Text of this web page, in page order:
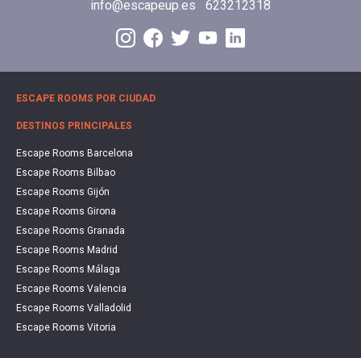
info@escapeup.es 623212318
ESCAPE ROOMS POR CIUDAD
DESTINOS PRINCIPALES
Escape Rooms Barcelona
Escape Rooms Bilbao
Escape Rooms Gijón
Escape Rooms Girona
Escape Rooms Granada
Escape Rooms Madrid
Escape Rooms Málaga
Escape Rooms Valencia
Escape Rooms Valladolid
Escape Rooms Vitoria